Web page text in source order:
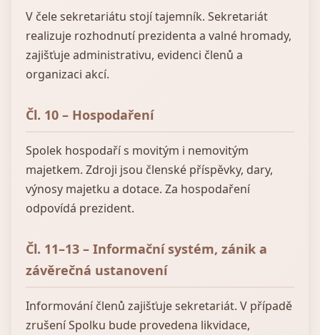
V čele sekretariátu stojí tajemník. Sekretariát
realizuje rozhodnutí prezidenta a valné hromady,
zajišťuje administrativu, evidenci členů a
organizaci akcí.
Čl. 10 – Hospodaření
Spolek hospodaří s movitým i nemovitým
majetkem. Zdroji jsou členské příspěvky, dary,
výnosy majetku a dotace. Za hospodaření
odpovídá prezident.
Čl. 11–13 – Informační systém, zánik a
závěrečná ustanovení
Informování členů zajišťuje sekretariát. V případě
zrušení Spolku bude provedena likvidace,